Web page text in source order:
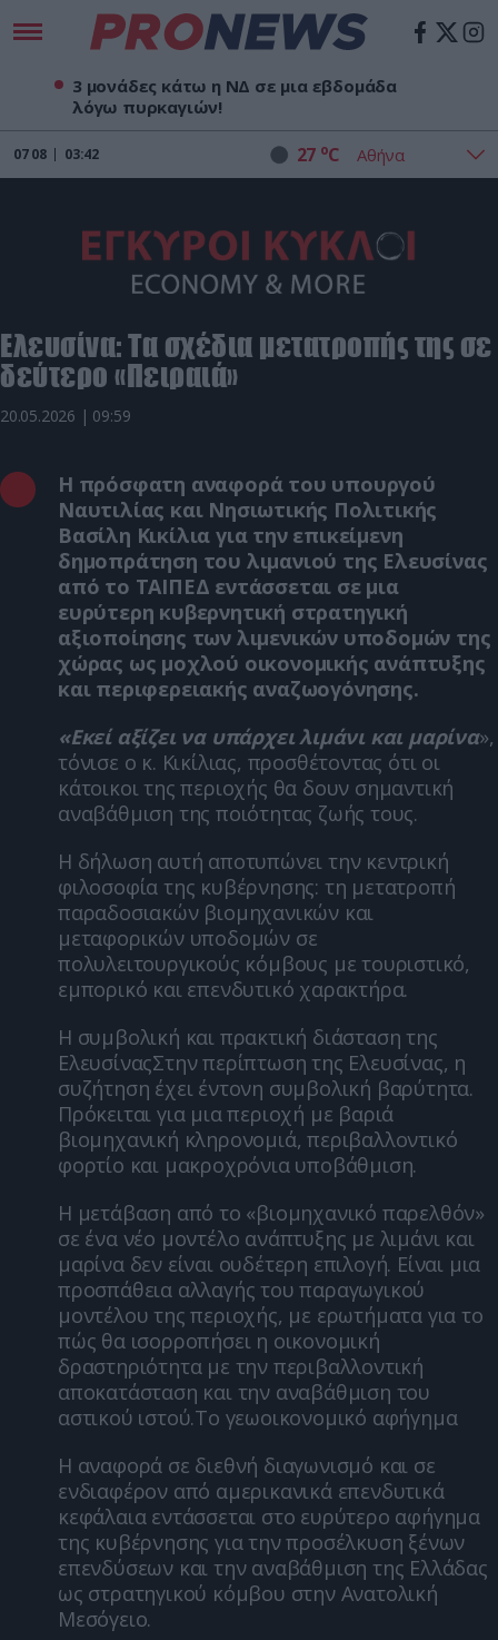
3 μονάδες κάτω η ΝΔ σε μια εβδομάδα
λόγω πυρκαγιών!
07 08 03:42 27 oC
Ελευσίνα: Τα σχέδια μετατροπής της σε
δεύτερο «Πειραιά»
20.05.2026 | 09:59
Η πρόσφατη αναφορά του υπουργού
Ναυτιλίας και Νησιωτικής Πολιτικής
Βασίλη Κικίλια για την επικείμενη
δημοπράτηση του λιμανιού της Ελευσίνας
από το ΤΑΙΠΕΔ εντάσσεται σε μια
ευρύτερη κυβερνητική στρατηγική
αξιοποίησης των λιμενικών υποδομών της
χώρας ως μοχλού οικονομικής ανάπτυξης
και περιφερειακής αναζωογόνησης.
«Εκεί αξίζει να υπάρχει λιμάνι και μαρίνα»,
τόνισε ο κ. Κικίλιας, προσθέτοντας ότι οι
κάτοικοι της περιοχής θα δουν σημαντική
αναβάθμιση της ποιότητας ζωής τους.
Η δήλωση αυτή αποτυπώνει την κεντρική
φιλοσοφία της κυβέρνησης: τη μετατροπή
παραδοσιακών βιομηχανικών και
μεταφορικών υποδομών σε
πολυλειτουργικούς κόμβους με τουριστικό,
εμπορικό και επενδυτικό χαρακτήρα.
Η συμβολική και πρακτική διάσταση της
ΕλευσίναςΣτην περίπτωση της Ελευσίνας, η
συζήτηση έχει έντονη συμβολική βαρύτητα.
Πρόκειται για μια περιοχή με βαριά
βιομηχανική κληρονομιά, περιβαλλοντικό
φορτίο και μακροχρόνια υποβάθμιση.
Η μετάβαση από το «βιομηχανικό παρελθόν»
σε ένα νέο μοντέλο ανάπτυξης με λιμάνι και
μαρίνα δεν είναι ουδέτερη επιλογή. Είναι μια
προσπάθεια αλλαγής του παραγωγικού
μοντέλου της περιοχής, με ερωτήματα για το
πώς θα ισορροπήσει η οικονομική
δραστηριότητα με την περιβαλλοντική
αποκατάσταση και την αναβάθμιση του
αστικού ιστού.Το γεωοικονομικό αφήγημα
Η αναφορά σε διεθνή διαγωνισμό και σε
ενδιαφέρον από αμερικανικά επενδυτικά
κεφάλαια εντάσσεται στο ευρύτερο αφήγημα
της κυβέρνησης για την προσέλκυση ξένων
επενδύσεων και την αναβάθμιση της Ελλάδας
ως στρατηγικού κόμβου στην Ανατολική
Μεσόγειο.